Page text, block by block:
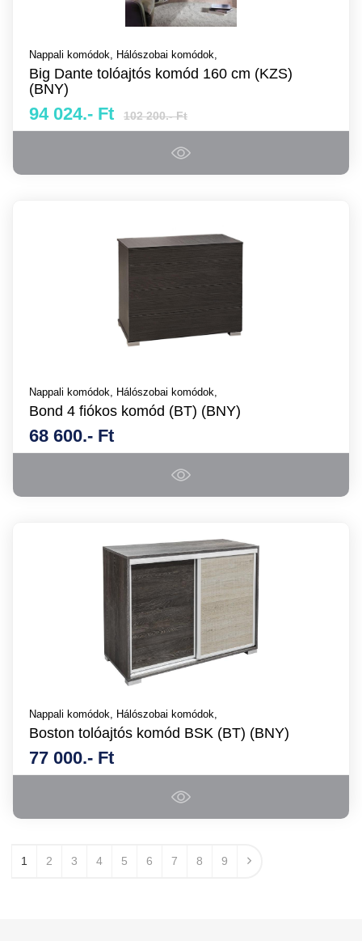
Nappali komódok, Hálószobai komódok,
Big Dante tolóajtós komód 160 cm (KZS)
(BNY)
94 024.- Ft 102 200.- Ft
Nappali komódok, Hálószobai komódok,
Bond 4 fiókos komód (BT) (BNY)
68 600.- Ft
Nappali komódok, Hálószobai komódok,
Boston tolóajtós komód BSK (BT) (BNY)
77 000.- Ft
1 2 3 4 5 6 7 8 9